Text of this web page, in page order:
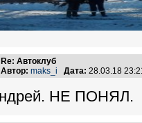
Re: Автоклуб
Автор: maks_i Дата: 28.03.18
НЕ ПОНЯЛ.